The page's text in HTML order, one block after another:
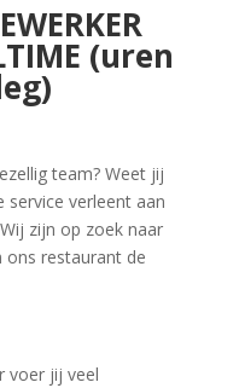
(uren
team? Weet jij
service verleent aan
zijn op zoek naar
ons restaurant de
voer jij veel